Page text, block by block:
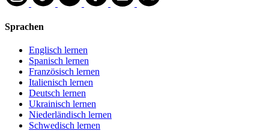
Sprachen
Englisch lernen
Spanisch lernen
Französisch lernen
Italienisch lernen
Deutsch lernen
Ukrainisch lernen
Niederländisch lernen
Schwedisch lernen